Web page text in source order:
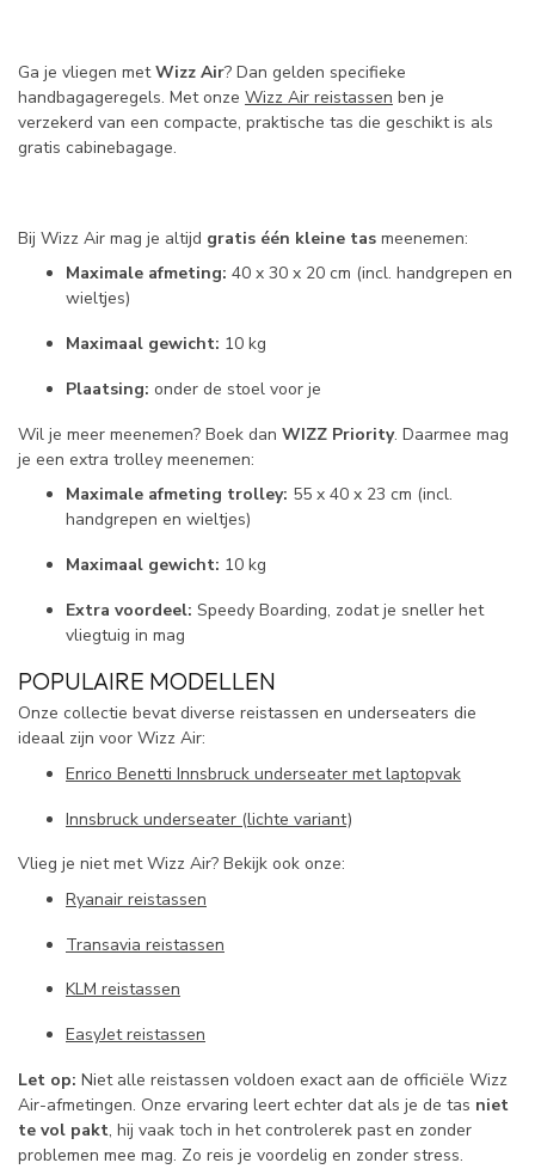
Ga je vliegen metWizz Air? Dan gelden specifieke
handbagageregels. Met onze Wizz Air reistassen ben je
verzekerd van een compacte, praktische tas die geschikt is als
gratis cabinebagage.
Bij Wizz Air mag je altijd gratis één kleine tas meenemen:
Maximale afmeting: 40 x 30 x 20 cm (incl. handgrepen en
wieltjes)
Maximaal gewicht: 10 kg
Plaatsing: onder de stoel voor je
Wil je meer meenemen? Boek dan WIZZ Priority. Daarmee mag
je een extra trolley meenemen:
Maximale afmeting trolley: 55 x 40 x 23 cm (incl.
handgrepen en wieltjes)
Maximaal gewicht: 10 kg
Extra voordeel: Speedy Boarding, zodat je sneller het
vliegtuig in mag
POPULAIRE MODELLEN
Onze collectie bevat diverse reistassen en underseaters die
ideaal zijn voor Wizz Air:
Enrico Benetti Innsbruck underseater met laptopvak
Innsbruck underseater (lichte variant)
Vlieg je niet met Wizz Air? Bekijk ook onze:
Ryanair reistassen
Transavia reistassen
KLM reistassen
EasyJet reistassen
Let op: Niet alle reistassen voldoen exact aan de officiële Wizz
Air-afmetingen. Onze ervaring leert echter dat als je de tas niet
te vol pakt, hij vaak toch in het controle­rek past en zonder
problemen mee mag. Zo reis je voordelig en zonder stress.